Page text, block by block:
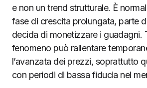
e non un trend strutturale. È
fase di crescita prolungata, parte
decida di monetizzare i guadagni.
fenomeno può rallentare
l’avanzata dei prezzi, soprattutto
con periodi di bassa fiducia nel